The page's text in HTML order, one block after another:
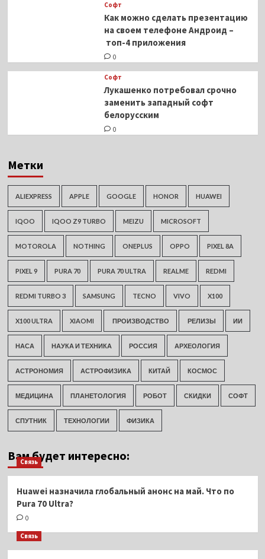
Софт
Как можно сделать презентацию
на своем телефоне Андроид –
топ-4 приложения
0
Софт
Лукашенко потребовал срочно
заменить западный софт
белорусским
0
Метки
ALIEXPRESS APPLE GOOGLE HONOR HUAWEI
IQOO IQOO Z9 TURBO MEIZU MICROSOFT
MOTOROLA NOTHING ONEPLUS OPPO PIXEL 8A
PIXEL 9 PURA 70 PURA 70 ULTRA REALME REDMI
REDMI TURBO 3 SAMSUNG TECNO VIVO X100
X100 ULTRA XIAOMI ПРОИЗВОДСТВО РЕЛИЗЫ ИИ
НАСА НАУКА И ТЕХНИКА РОССИЯ АРХЕОЛОГИЯ
АСТРОНОМИЯ АСТРОФИЗИКА КИТАЙ КОСМОС
МЕДИЦИНА ПЛАНЕТОЛОГИЯ РОБОТ СКИДКИ СОФТ
СПУТНИК ТЕХНОЛОГИИ ФИЗИКА
Вам будет интересно:
Связь
Huawei назначила глобальный анонс на май. Что по
Pura 70 Ultra?
0
Связь